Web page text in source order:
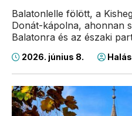
Balatonlelle fölött, a
Donát-kápolna, ahonnan
Balatonra és az északi
2026. június 8.